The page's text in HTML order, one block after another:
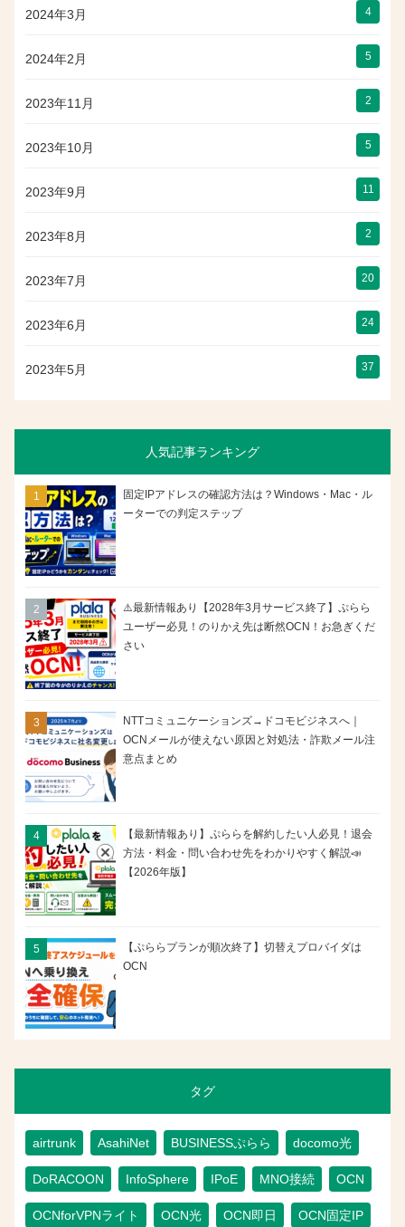
2024年3月 4
2024年2月 5
2023年11月 2
2023年10月 5
2023年9月 11
2023年8月 2
2023年7月 20
2023年6月 24
2023年5月 37
人気記事ランキング
固定IPアドレスの確認方法は？Windows・Mac・ル
ーターでの判定ステップ
⚠️最新情報あり【2028年3月サービス終了】ぷらら
ユーザー必見！のりかえ先は断然OCN！お急ぎくだ
さい
NTTコミュニケーションズ→ドコモビジネスへ｜
OCNメールが使えない原因と対処法・詐欺メール注
意点まとめ
【最新情報あり】ぷららを解約したい人必見！退会
方法・料金・問い合わせ先をわかりやすく解説📣
【2026年版】
【ぷららプランが順次終了】切替えプロバイダは
OCN
タグ
airtrunk AsahiNet BUSINESSぷらら docomo光
DoRACOON InfoSphere IPoE MNO接続 OCN
OCNforVPNライト OCN光 OCN即日 OCN固定IP